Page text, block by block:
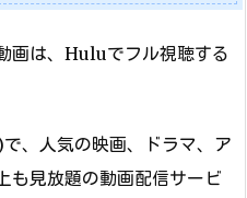
画は、Huluでフル視聴する
、人気の映画、ドラマ、ア
も見放題の動画配信サービ